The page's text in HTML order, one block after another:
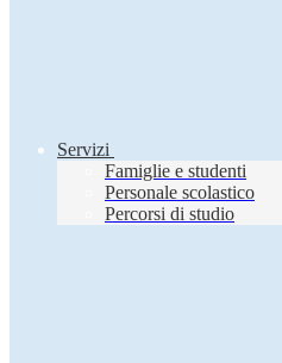
Servizi
Famiglie e studenti
Personale scolastico
Percorsi di studio